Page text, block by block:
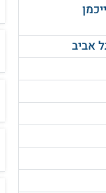
אביב